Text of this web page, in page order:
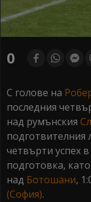
0
С голове на
последния
над румънския
подготвителния
четвърти успех
подготовка,
над Ботошани,
(София).